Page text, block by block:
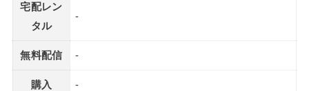
宅配レン
タル
-
無料配信 -
購入 -